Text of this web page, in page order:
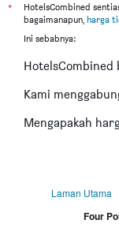
*
HotelsCombined
bagaimanapun, harga
Ini sebabnya:
HotelsCombined
Kami
Mengapakah
Laman Utama
Four